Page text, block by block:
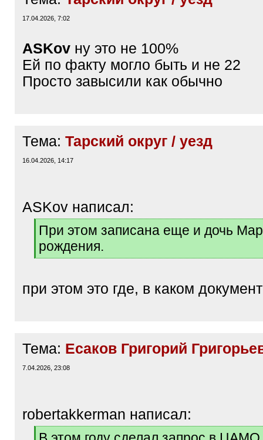
17.04.2026, 7:02
ASKov ну это не 100%
Ей по факту могло быть и не 22
Просто завысили как обычно
Тема: Тарский округ / уезд
16.04.2026, 14:17
ASKov написал:
[
q
]
При этом записана еще и дочь
рождения.
[
]
при этом это где, в каком
Тема: Есаков Григорий
7.04.2026, 23:08
robertakkerman написал:
[